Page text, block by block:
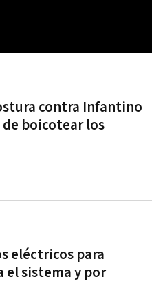
contra Infantino
boicotear los
eléctricos para
el sistema y por